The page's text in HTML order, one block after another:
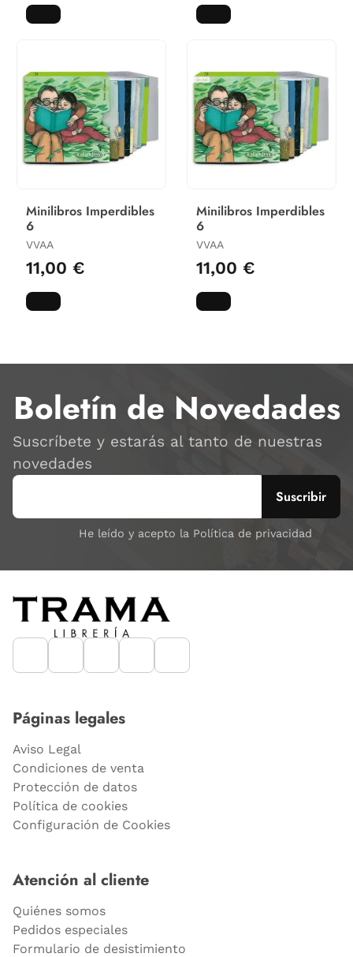
Minilibros Imperdibles
6
VVAA
11,00 €
Minilibros Imperdibles
6
VVAA
11,00 €
Boletín de Novedades
Suscríbete y estarás al tanto de nuestras
novedades
He leído y acepto la Política de privacidad
Páginas legales
Aviso Legal
Condiciones de venta
Protección de datos
Política de cookies
Configuración de Cookies
Atención al cliente
Quiénes somos
Pedidos especiales
Formulario de desistimiento